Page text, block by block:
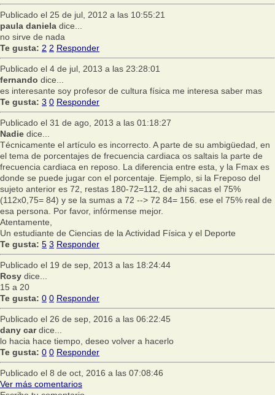
Publicado el 25 de jul, 2012 a las 10:55:21
paula daniela dice...
no sirve de nada
Te gusta: 2 2 Responder
Publicado el 4 de jul, 2013 a las 23:28:01
fernando dice...
es interesante soy profesor de cultura física me interesa saber mas
Te gusta: 3 0 Responder
Publicado el 31 de ago, 2013 a las 01:18:27
Nadie dice...
Técnicamente el artículo es incorrecto. A parte de su ambigüedad, en
el tema de porcentajes de frecuencia cardiaca os saltais la parte de
frecuencia cardiaca en reposo. La diferencia entre esta, y la Fmax es
donde se puede jugar con el porcentaje. Ejemplo, si la Freposo del
sujeto anterior es 72, restas 180-72=112, de ahi sacas el 75%
(112x0,75= 84) y se la sumas a 72 --> 72 84= 156. ese el 75% real de
esa persona. Por favor, infórmense mejor.
Atentamente,
Un estudiante de Ciencias de la Actividad Física y el Deporte
Te gusta: 5 3 Responder
Publicado el 19 de sep, 2013 a las 18:24:44
Rosy dice...
15 a 20
Te gusta: 0 0 Responder
Publicado el 26 de sep, 2016 a las 06:22:45
dany cardice...
lo hacia hace tiempo, deseo volver a hacerlo
Te gusta: 0 0 Responder
Publicado el 8 de oct, 2016 a las 07:08:46
Ver más comentarios